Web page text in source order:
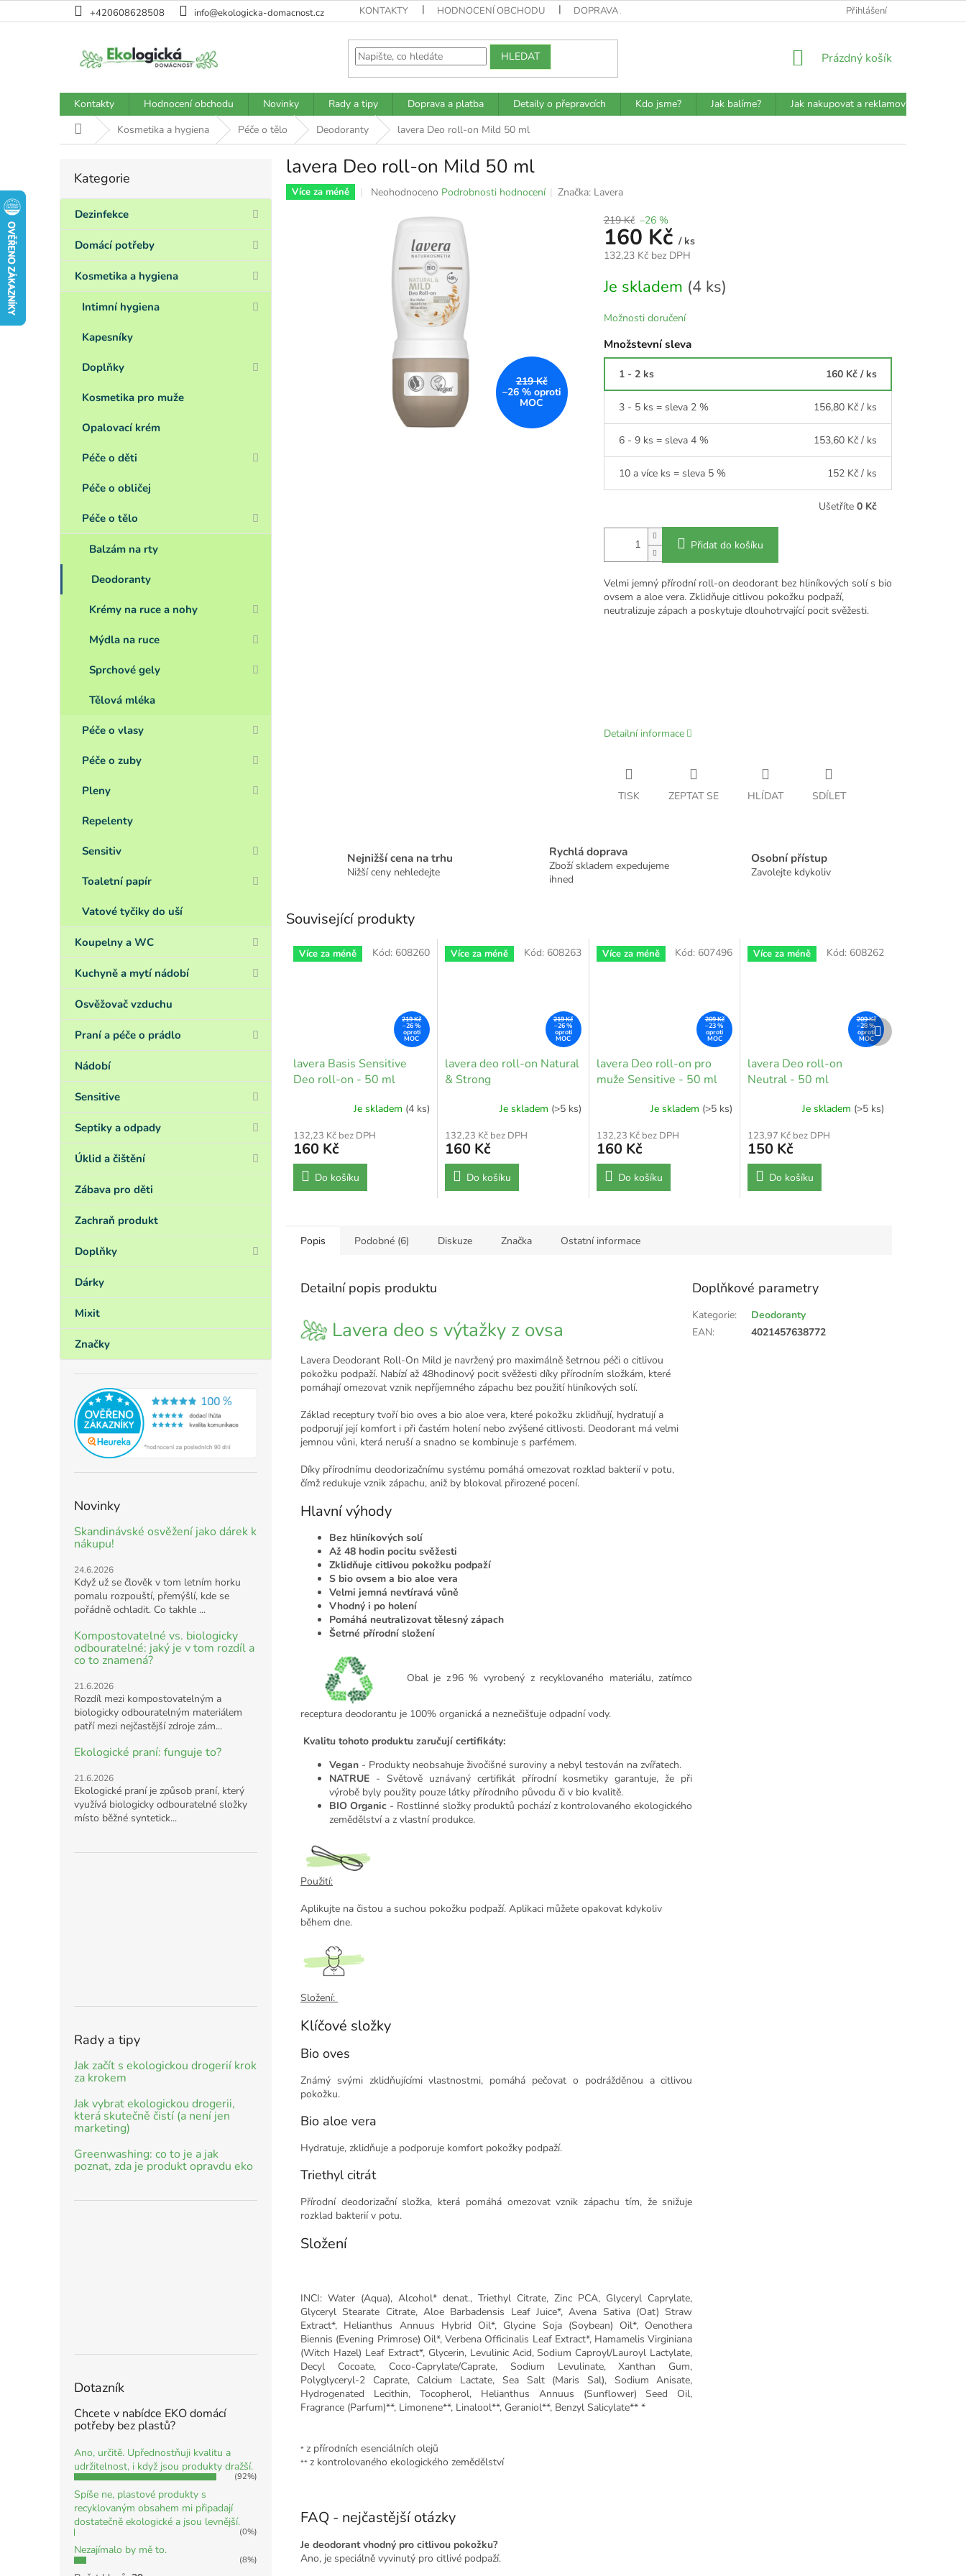
na
+420608628508 info@ekologicka-domacnost.cz KONTAKTY HODNOCENÍ OBCHODU DOPRAVA A PLATBA JAK BALÍME?
Přihlášení
HLEDAT
NÁKUPNÍ
Prázdný košík
Kontakty Hodnocení obchodu Novinky Rady a tipy Doprava a platba Detaily o přepravcích Kdo jsme? Jak balíme? Jak nakupovat a reklamovat?
Domů Kosmetika a hygiena Péče o tělo Deodoranty lavera Deo roll-on Mild 50 ml
s
r
n
í
Přeskočit
Kategorie
Dezinfekce
Domácí potřeby
Kosmetika a hygiena
Intimní hygiena
Kapesníky
Doplňky
Kosmetika pro muže
Opalovací krém
Péče o děti
Péče o obličej
Péče o tělo
Balzám na rty
Deodoranty
Krémy na ruce a nohy
Mýdla na ruce
Sprchové gely
Tělová mléka
Péče o vlasy
Péče o zuby
Pleny
Repelenty
Sensitiv
Toaletní papír
Vatové tyčiky do uší
Koupelny a WC
Kuchyně a mytí nádobí
Osvěžovač vzduchu
Praní a péče o prádlo
Nádobí
Sensitive
Septiky a odpady
Úklid a čištění
Zábava pro děti
Zachraň produkt
Doplňky
Dárky
Mixit
Značky
Novinky
Skandinávské osvěžení jako dárek k
nákupu!
24.6.2026
Když už se člověk v tom letním horku
pomalu rozpouští, přemýšlí, kde se
pořádně ochladit. Co takhle ...
Kompostovatelné vs. biologicky
odbouratelné: jaký je v tom rozdíl a
co to znamená?
21.6.2026
Rozdíl mezi kompostovatelným a
biologicky odbouratelným materiálem
patří mezi nejčastější zdroje zám...
Ekologické praní: funguje to?
21.6.2026
Ekologické praní je způsob praní, který
využívá biologicky odbouratelné složky
místo běžné syntetick...
Rady a tipy
Jak začít s ekologickou drogerií krok
za krokem
Jak vybrat ekologickou drogerii,
která skutečně čistí (a není jen
marketing)
Greenwashing: co to je a jak
poznat, zda je produkt opravdu eko
Dotazník
Chcete v nabídce EKO domácí
potřeby bez plastů?
Ano, určitě. Upřednostňuji kvalitu a
udržitelnost, i když jsou produkty dražší.
(92%)
Spíše ne, plastové produkty s
recyklovaným obsahem mi připadají
dostatečně ekologické a jsou levnější.
(0%)
Nezajímalo by mě to.
(8%)
lavera Deo roll-on Mild 50 ml
Více za méně
Průměrné
produktu
hvězdiček.
Neohodnoceno Podrobnosti hodnocení Značka: Lavera
219 Kč
–26 %
219 Kč –26 %
160 Kč / ks
132,23 Kč bez DPH
cena:
Je skladem (4 ks)
Možnosti doručení
Množstevní sleva
1 - 2 ks 160 Kč / ks
3 - 5 ks = sleva 2 % 156,80 Kč / ks
6 - 9 ks = sleva 4 % 153,60 Kč / ks
10 a více ks = sleva 5 % 152 Kč / ks
Ušetříte 0 Kč
Přidat do košíku
Velmi jemný přírodní roll-on deodorant bez hliníkových solí s bio
ovsem a aloe vera. Zklidňuje citlivou pokožku podpaží,
neutralizuje zápach a poskytuje dlouhotrvající pocit svěžesti.
Detailní informace
TISK ZEPTAT SE HLÍDAT SDÍLET
Nejnižší cena na trhu
Nižší ceny nehledejte
Rychlá doprava
Zboží skladem expedujeme
ihned
Osobní přístup
Zavolejte kdykoliv
Související produkty
Více za méně
219 Kč
–26 %
lavera Basis Sensitive
Deo roll-on - 50 ml
Je skladem (4 ks)
132,23 Kč bez DPH
160 Kč
Do košíku
Kód: 608260 Více za méně
219 Kč
–26 %
lavera deo roll-on Natural
& Strong
Je skladem (>5 ks)
132,23 Kč bez DPH
160 Kč
Do košíku
Kód: 608263 Více za méně
209 Kč
–23 %
lavera Deo roll-on pro
muže Sensitive - 50 ml
Je skladem (>5 ks)
132,23 Kč bez DPH
160 Kč
Do košíku
Kód: 607496 Více za méně
209 Kč
–28 %
lavera Deo roll-on
Neutral - 50 ml
Je skladem (>5 ks)
123,97 Kč bez DPH
150 Kč
Do košíku
Kód: 608262
Další
produkt
Popis Podobné (6) Diskuze Značka Ostatní informace
Detailní popis produktu
Lavera deo s výtažky z ovsa
Lavera Deodorant Roll-On Mild je navržený pro maximálně šetrnou péči o citlivou
pokožku podpaží. Nabízí až 48hodinový pocit svěžesti díky přírodním složkám, které
pomáhají omezovat vznik nepříjemného zápachu bez použití hliníkových solí.
Základ receptury tvoří bio oves a bio aloe vera, které pokožku zklidňují, hydratují a
podporují její komfort i při častém holení nebo zvýšené citlivosti. Deodorant má velmi
jemnou vůni, která neruší a snadno se kombinuje s parfémem.
Díky přírodnímu deodorizačnímu systému pomáhá omezovat rozklad bakterií v potu,
čímž redukuje vznik zápachu, aniž by blokoval přirozené pocení.
Hlavní výhody
Bez hliníkových solí
Až 48 hodin pocitu svěžesti
Zklidňuje citlivou pokožku podpaží
S bio ovsem a bio aloe vera
Velmi jemná nevtíravá vůně
Vhodný i po holení
Pomáhá neutralizovat tělesný zápach
Šetrné přírodní složení
Obal je z 96 % vyrobený z recyklovaného materiálu, zatímco
receptura deodorantu je 100% organická a neznečišťuje odpadní vody.
Kvalitu tohoto produktu zaručují certifikáty:
Vegan - Produkty neobsahuje živočišné suroviny a nebyl testován na zvířatech.
NATRUE - Světově uznávaný certifikát přírodní kosmetiky garantuje, že při
výrobě byly použity pouze látky přírodního původu či v bio kvalitě.
BIO Organic - Rostlinné složky produktů pochází z kontrolovaného ekologického
zemědělství a z vlastní produkce.
Použití:
Aplikujte na čistou a suchou pokožku podpaží. Aplikaci můžete opakovat kdykoliv
během dne.
Složení:
Klíčové složky
Bio oves
Známý svými zklidňujícími vlastnostmi, pomáhá pečovat o podrážděnou a citlivou
pokožku.
Bio aloe vera
Hydratuje, zklidňuje a podporuje komfort pokožky podpaží.
Triethyl citrát
Přírodní deodorizační složka, která pomáhá omezovat vznik zápachu tím, že snižuje
rozklad bakterií v potu.
Složení
INCI: Water (Aqua), Alcohol* denat., Triethyl Citrate, Zinc PCA, Glyceryl Caprylate,
Glyceryl Stearate Citrate, Aloe Barbadensis Leaf Juice*, Avena Sativa (Oat) Straw
Extract*, Helianthus Annuus Hybrid Oil*, Glycine Soja (Soybean) Oil*, Oenothera
Biennis (Evening Primrose) Oil*, Verbena Officinalis Leaf Extract*, Hamamelis Virginiana
(Witch Hazel) Leaf Extract*, Glycerin, Levulinic Acid, Sodium Caproyl/Lauroyl Lactylate,
Decyl Cocoate, Coco-Caprylate/Caprate, Sodium Levulinate, Xanthan Gum,
Polyglyceryl-2 Caprate, Calcium Lactate, Sea Salt (Maris Sal), Sodium Anisate,
Hydrogenated Lecithin, Tocopherol, Helianthus Annuus (Sunflower) Seed Oil,
Fragrance (Parfum)**, Limonene**, Linalool**, Geraniol**, Benzyl Salicylate** *
* z přírodních esenciálních olejů
** z kontrolovaného ekologického zemědělství
FAQ - nejčastější otázky
Je deodorant vhodný pro citlivou pokožku?
Ano, je speciálně vyvinutý pro citlivé podpaží.
Doplňkové parametry
Kategorie:
Deodoranty
EAN: 4021457638772